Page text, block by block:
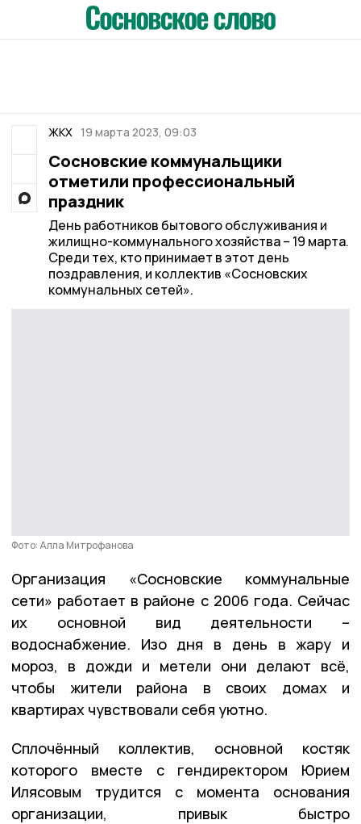
ЖКХ 19 марта 2023, 09:03
Сосновские коммунальщики
отметили профессиональный
праздник
День работников бытового обслуживания и
жилищно-коммунального хозяйства – 19 марта.
Среди тех, кто принимает в этот день
поздравления, и коллектив «Сосновских
коммунальных сетей».
Фото: Алла Митрофанова
Организация «Сосновские коммунальные
сети» работает в районе с 2006 года. Сейчас
их основной вид деятельности –
водоснабжение. Изо дня в день в жару и
мороз, в дожди и метели они делают всё,
чтобы жители района в своих домах и
квартирах чувствовали себя уютно.
Сплочённый коллектив, основной костяк
которого вместе с гендиректором Юрием
Илясовым трудится с момента основания
организации, привык быстро